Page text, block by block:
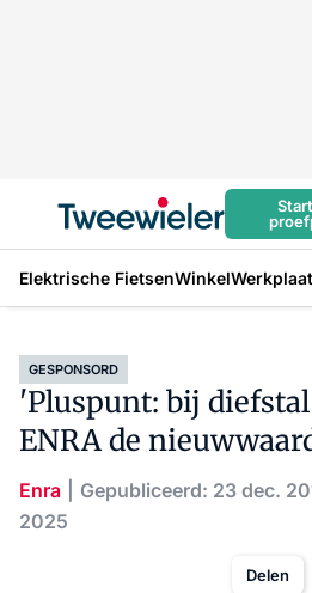
Elektrische FietsenWinkel
GESPONSORD
'Pluspunt: bij
ENRA de
Enra Gepubliceerd: 23 dec.
2025
Delen